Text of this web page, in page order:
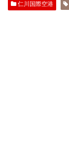
仁川国際空港